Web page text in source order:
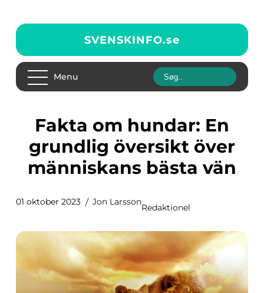
SVENSKINFO.se
Menu
Fakta om hundar: En
grundlig översikt över
människans bästa vän
01 oktober 2023 Jon Larsson
Redaktionel